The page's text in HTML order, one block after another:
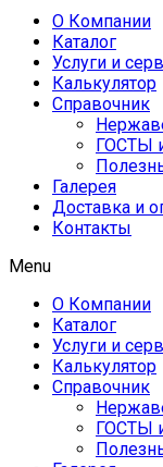
О Компании
Каталог
Услуги и
Калькулятор
Справочник
ГОСТЫ
Галерея
Доставка и
Контакты
Menu
О Компании
Каталог
Услуги и
Калькулятор
Справочник
ГОСТЫ